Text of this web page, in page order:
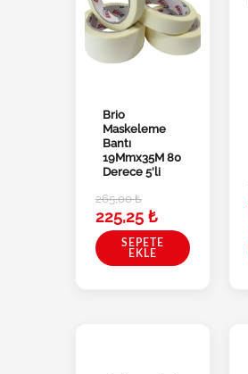
Brio
Maskeleme
Bantı
19Mmx35M 80
Derece 5’li
265,00₺
225,25 ₺
SEPETE
EKLE